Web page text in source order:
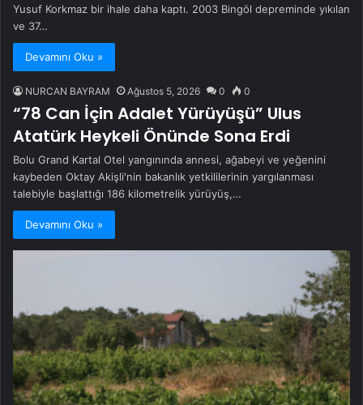
Yusuf Korkmaz bir ihale daha kaptı. 2003 Bingöl depreminde yıkılan
ve 37…
Devamını Oku »
NURCAN BAYRAM Ağustos 5, 2026 0 0
“78 Can İçin Adalet Yürüyüşü” Ulus
Atatürk Heykeli Önünde Sona Erdi
Bolu Grand Kartal Otel yangınında annesi, ağabeyi ve yeğenini
kaybeden Oktay Akişli'nin bakanlık yetkililerinin yargılanması
talebiyle başlattığı 186 kilometrelik yürüyüş,…
Devamını Oku »